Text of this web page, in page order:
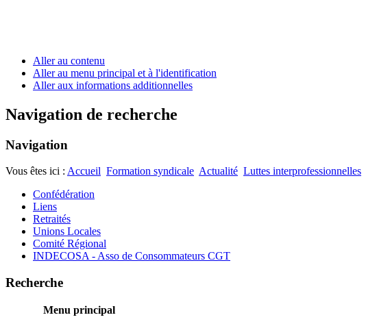
Aller au contenu
Aller au menu principal et à l'identification
Aller aux informations additionnelles
Navigation de recherche
Navigation
Vous êtes ici : Accueil Formation syndicale Actualité Luttes interprofessionnelles
Confédération
Liens
Retraités
Unions Locales
Comité Régional
INDECOSA - Asso de Consommateurs CGT
Recherche
Menu principal